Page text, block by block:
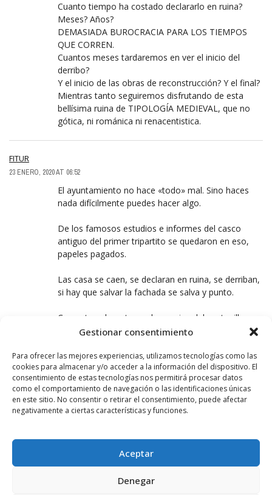
Gestionar consentimiento
Para ofrecer las mejores experiencias, utilizamos tecnologías como las
cookies para almacenar y/o acceder a la información del dispositivo. El
consentimiento de estas tecnologías nos permitirá procesar datos
como el comportamiento de navegación o las identificaciones únicas
en este sitio. No consentir o retirar el consentimiento, puede afectar
negativamente a ciertas características y funciones.
Aceptar
Denegar
Cuanto tiempo ha costado declararlo en ruina?
Meses? Años?
DEMASIADA BUROCRACIA PARA LOS TIEMPOS
QUE CORREN.
Cuantos meses tardaremos en ver el inicio del
derribo?
Y el inicio de las obras de reconstrucción? Y el final?
Mientras tanto seguiremos disfrutando de esta
bellísima ruina de TIPOLOGÍA MEDIEVAL, que no
gótica, ni románica ni renacentistica.
FITUR
23 ENERO, 2020 AT 06:52
El ayuntamiento no hace «todo» mal. Sino haces
nada difícilmente puedes hacer algo.
De los famosos estudios e informes del casco
antiguo del primer tripartito se quedaron en eso,
papeles pagados.
Las casa se caen, se declaran en ruina, se derriban,
si hay que salvar la fachada se salva y punto.
Con este solar, otro en la esquina del costanilla,
otro al lado del arrauri y otro en el torreón (para
poco quedarán solo eso fachadas…
Pero eso sí si 1 millón de euros en reformar una
lonja.
23 ENERO, 2020 AT 08:37